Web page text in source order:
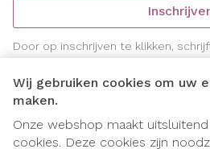
Wij gebruiken cookies om uw
maken.
Onze webshop maakt
cookies. Deze cookies zijn
Door op inschrijven te klikken,
nieuwsbrief en gaat u akkoord met